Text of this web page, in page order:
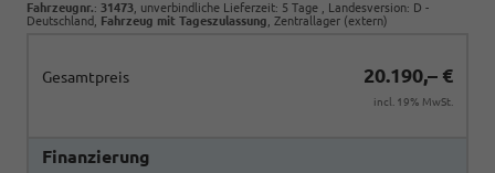
Fahrzeugnr.: 31473 , unverbindliche Lieferzeit: 5 Tage , Landesversion: D -
Deutschland, Fahrzeug mit Tageszulassung , Zentrallager (extern)
Gesamtpreis 20.190,– €
incl. 19% MwSt.
Finanzierung